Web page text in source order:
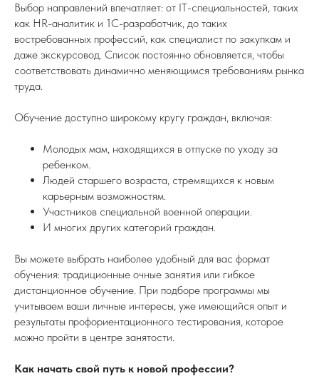
Выбор направлений впечатляет: от IT-специальностей, таких
как HR-аналитик и 1С-разработчик, до таких
востребованных профессий, как специалист по закупкам и
даже экскурсовод. Список постоянно обновляется, чтобы
соответствовать динамично меняющимся требованиям рынка
труда.
Обучение доступно широкому кругу граждан, включая:
Молодых мам, находящихся в отпуске по уходу за
ребенком.
Людей старшего возраста, стремящихся к новым
карьерным возможностям.
Участников специальной военной операции.
И многих других категорий граждан.
Вы можете выбрать наиболее удобный для вас формат
обучения: традиционные очные занятия или гибкое
дистанционное обучение. При подборе программы мы
учитываем ваши личные интересы, уже имеющийся опыт и
результаты профориентационного тестирования, которое
можно пройти в центре занятости.
Как начать свой путь к новой профессии?